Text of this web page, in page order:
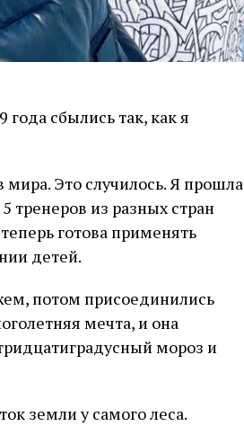
сбылись так, как я
мира. Это случилось. Я прошла
тренеров из разных стран
готова применять
детей.
потом присоединились
мечта, и она
мороз и
земли у самого леса.